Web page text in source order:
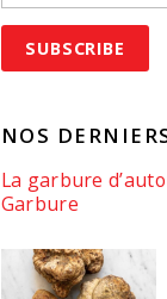
NOS
La garbure
Garbure